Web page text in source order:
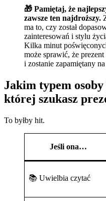
🎁 Pamiętaj, że
zawsze ten najdroższy.
ma to, czy został
zainteresowań i stylu
Kilka minut
może sprawić, że
i zostanie zapamiętany na
Jakim typem
której szukasz
To byłby hit.
Jeśli ona…
📚 Uwielbia czytać